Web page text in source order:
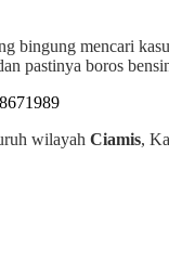
bingung mencari
pastinya boros
wilayah Ciamis,